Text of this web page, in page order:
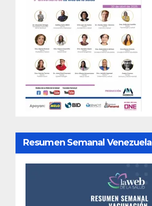
Resumen Semanal Venezuela